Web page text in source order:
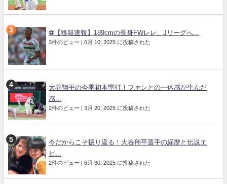
⚽【移籍速報】189cmの長身FWレレ、Jリーグへ...
3件のビュー | 6月 10, 2025 に投稿された
大谷翔平の今季初本塁打！ファンとの一体感が生んだ
感...
2件のビュー | 3月 20, 2025 に投稿された
今だからこそ振り返る！大谷翔平選手の経歴と伝説エ
ピ...
2件のビュー | 6月 30, 2025 に投稿された